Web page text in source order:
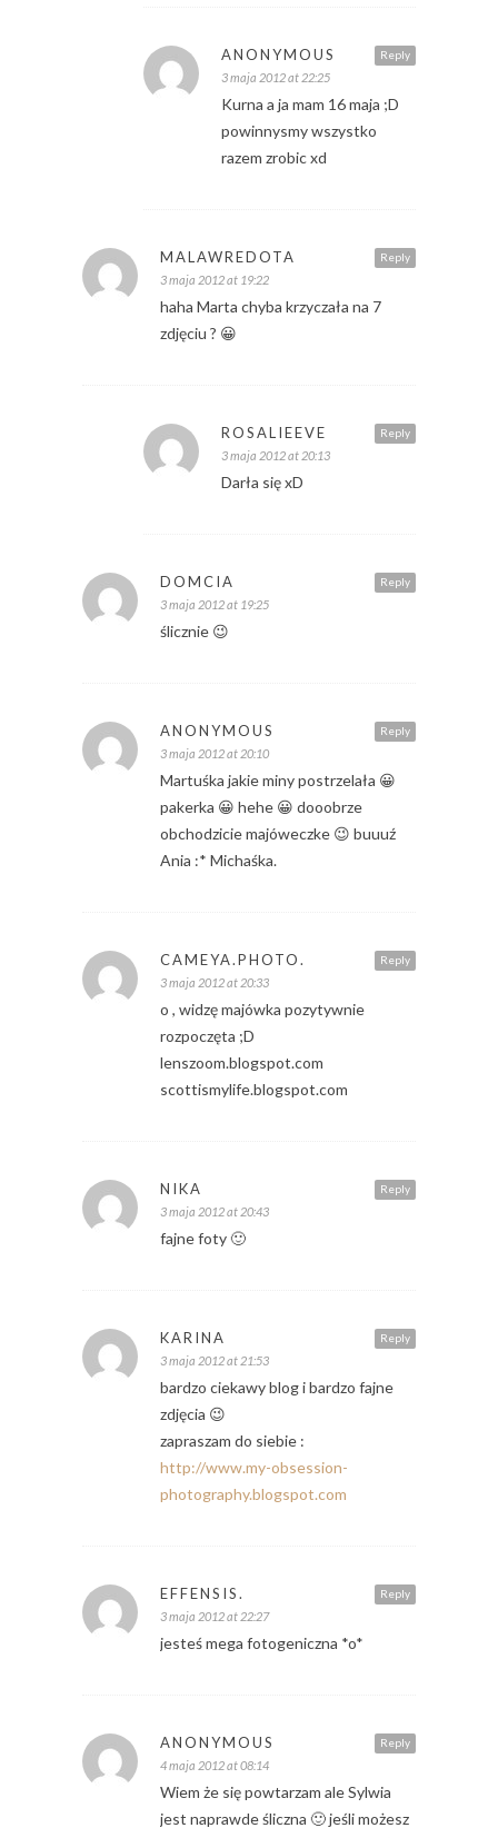
Reply
ANONYMOUS
3 maja 2012 at 22:25
Kurna a ja mam 16 maja ;D
powinnysmy wszystko
razem zrobic xd
Reply
MALAWREDOTA
3 maja 2012 at 19:22
haha Marta chyba krzyczała na 7
zdjęciu ? 😀
Reply
ROSALIEEVE
3 maja 2012 at 20:13
Darła się xD
Reply
DOMCIA
3 maja 2012 at 19:25
ślicznie 😉
Reply
ANONYMOUS
3 maja 2012 at 20:10
Martuśka jakie miny postrzelała 😀
pakerka 😀 hehe 😀 dooobrze
obchodzicie majóweczke 😉 buuuź
Ania :* Michaśka.
Reply
CAMEYA.PHOTO.
3 maja 2012 at 20:33
o , widzę majówka pozytywnie
rozpoczęta ;D
lenszoom.blogspot.com
scottismylife.blogspot.com
Reply
NIKA
3 maja 2012 at 20:43
fajne foty 🙂
Reply
KARINA
3 maja 2012 at 21:53
bardzo ciekawy blog i bardzo fajne
zdjęcia 😉
zapraszam do siebie :
http://www.my-obsession-
photography.blogspot.com
Reply
EFFENSIS.
3 maja 2012 at 22:27
jesteś mega fotogeniczna *o*
Reply
ANONYMOUS
4 maja 2012 at 08:14
Wiem że się powtarzam ale Sylwia
jest naprawde śliczna 🙂 jeśli możesz